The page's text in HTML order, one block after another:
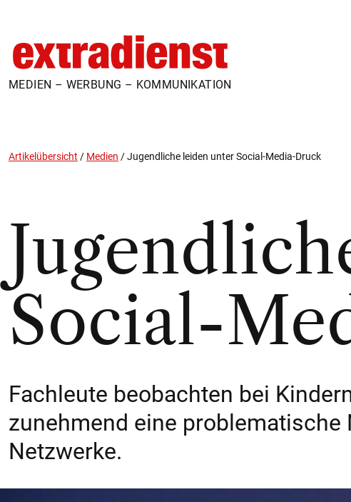
MEDIEN – WERBUNG – KOMMUNIKATION
Artikelübersicht / Medien /Jugendliche leiden unter Social-Media-Druck
Social-
Fachleute beobachten bei
zunehmend eine problematische
Netzwerke.